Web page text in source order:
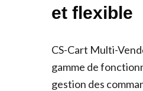
et flexible
CS-Cart Multi-
gamme de
gestion des